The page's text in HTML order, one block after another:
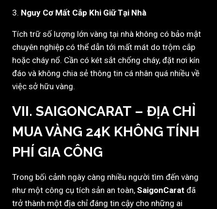
3. Nguy Cơ Mất Cắp Khi Giữ Tại Nhà
Tích trữ số lượng lớn vàng tại nhà không có bảo mật
chuyên nghiệp có thể dẫn tới mất mát do trộm cắp
hoặc cháy nổ. Cần có két sắt chống cháy, đặt nơi kín
đáo và không chia sẻ thông tin cá nhân quá nhiều về
việc sở hữu vàng.
VII. SAIGONCARAT – ĐỊA CHỈ
MUA VÀNG 24K KHÔNG TÍNH
PHÍ GIA CÔNG
Trong bối cảnh ngày càng nhiều người tìm đến vàng
như một công cụ tích sản an toàn, SaigonCarat đã
trở thành một địa chỉ đáng tin cậy cho những ai